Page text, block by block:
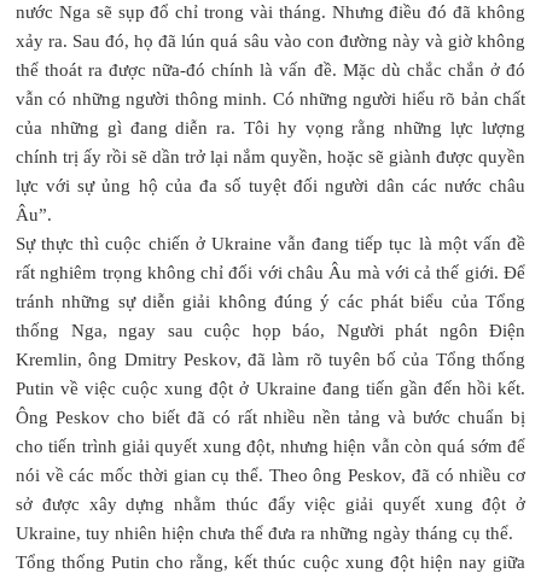
nước Nga sẽ sụp đổ chỉ trong vài tháng. Nhưng điều đó đã không
xảy ra. Sau đó, họ đã lún quá sâu vào con đường này và giờ không
thể thoát ra được nữa-đó chính là vấn đề. Mặc dù chắc chắn ở đó
vẫn có những người thông minh. Có những người hiểu rõ bản chất
của những gì đang diễn ra. Tôi hy vọng rằng những lực lượng
chính trị ấy rồi sẽ dần trở lại nắm quyền, hoặc sẽ giành được quyền
lực với sự ủng hộ của đa số tuyệt đối người dân các nước châu
Âu”.
Sự thực thì cuộc chiến ở Ukraine vẫn đang tiếp tục là một vấn đề
rất nghiêm trọng không chỉ đối với châu Âu mà với cả thế giới. Để
tránh những sự diễn giải không đúng ý các phát biểu của Tổng
thống Nga, ngay sau cuộc họp báo, Người phát ngôn Điện
Kremlin, ông Dmitry Peskov, đã làm rõ tuyên bố của Tổng thống
Putin về việc cuộc xung đột ở Ukraine đang tiến gần đến hồi kết.
Ông Peskov cho biết đã có rất nhiều nền tảng và bước chuẩn bị
cho tiến trình giải quyết xung đột, nhưng hiện vẫn còn quá sớm để
nói về các mốc thời gian cụ thể. Theo ông Peskov, đã có nhiều cơ
sở được xây dựng nhằm thúc đẩy việc giải quyết xung đột ở
Ukraine, tuy nhiên hiện chưa thể đưa ra những ngày tháng cụ thể.
Tổng thống Putin cho rằng, kết thúc cuộc xung đột hiện nay giữa